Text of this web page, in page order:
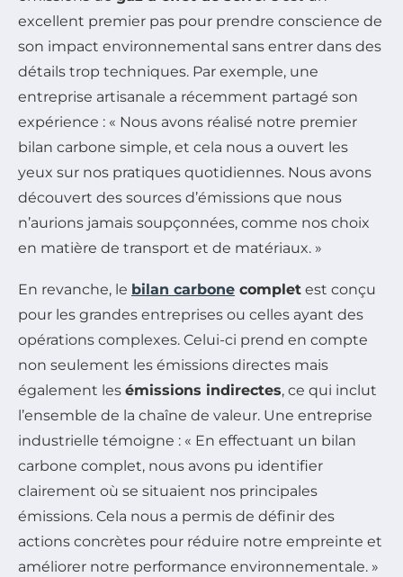
excellent premier pas pour prendre conscience de
son impact environnemental sans entrer dans des
détails trop techniques. Par exemple, une
entreprise artisanale a récemment partagé son
expérience : « Nous avons réalisé notre premier
bilan carbone simple, et cela nous a ouvert les
yeux sur nos pratiques quotidiennes. Nous avons
découvert des sources d’émissions que nous
n’aurions jamais soupçonnées, comme nos choix
en matière de transport et de matériaux. »
En revanche, le bilan carbone complet est conçu
pour les grandes entreprises ou celles ayant des
opérations complexes. Celui-ci prend en compte
non seulement les émissions directes mais
également les émissions indirectes, ce qui inclut
l’ensemble de la chaîne de valeur. Une entreprise
industrielle témoigne : « En effectuant un bilan
carbone complet, nous avons pu identifier
clairement où se situaient nos principales
émissions. Cela nous a permis de définir des
actions concrètes pour réduire notre empreinte et
améliorer notre performance environnementale. »